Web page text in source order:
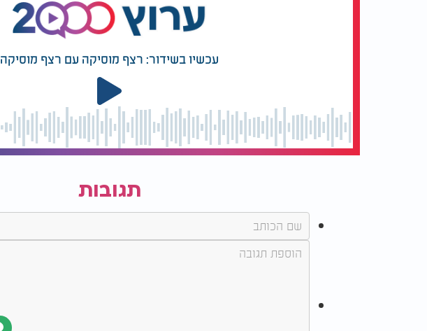
עכשיו בשידור: רצף מוסיקה עם רצף מוסיקה
תגובות